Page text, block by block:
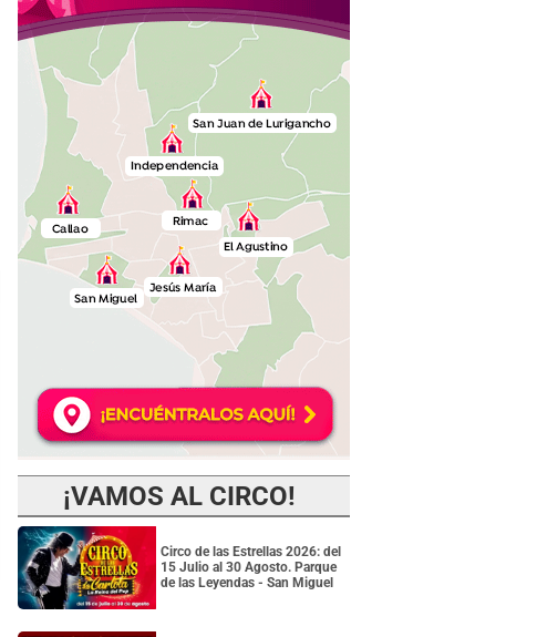
¡VAMOS AL CIRCO!
Circo de las Estrellas 2026: del
15 Julio al 30 Agosto. Parque
de las Leyendas - San Miguel